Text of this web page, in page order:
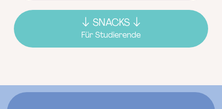
SNACKS
Für Studierende